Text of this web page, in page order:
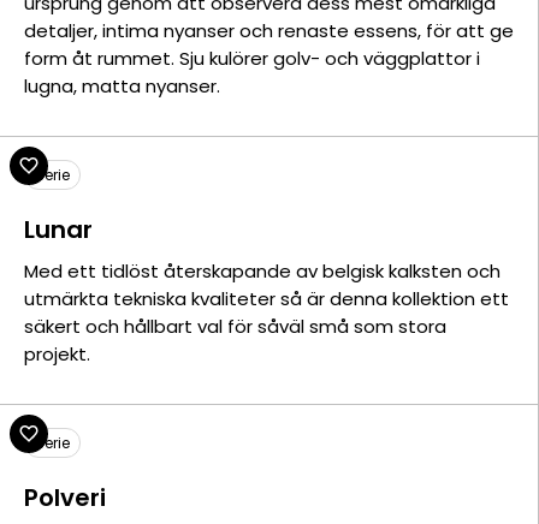
detaljer, intima nyanser och renaste essens, för att ge
form åt rummet. Sju kulörer golv- och väggplattor i
lugna, matta nyanser.
Serie
Lunar
Med ett tidlöst återskapande av belgisk kalksten och
utmärkta tekniska kvaliteter så är denna kollektion ett
säkert och hållbart val för såväl små som stora
projekt.
Serie
Polveri